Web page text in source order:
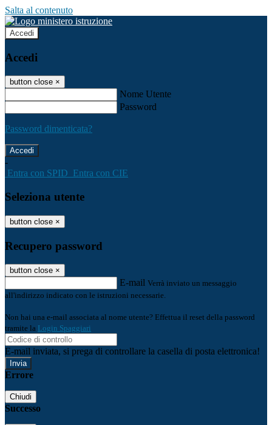
Salta al contenuto
Accedi
Accedi
button close ×
Nome Utente
Password
Password dimenticata?
-
Entra con SPID Entra con CIE
Seleziona utente
button close ×
Recupero password
button close ×
E-mail Verrà inviato un messaggio
all'indirizzo indicato con le istruzioni necessarie.
Non hai una e-mail associata al nome utente? Effettua il reset della password
tramite la Login Spaggiari
E-mail inviata, si prega di controllare la casella di posta elettronica!
Errore
Chiudi
Successo